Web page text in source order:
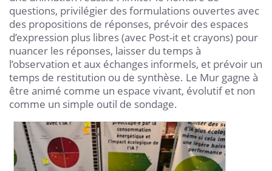
questions, privilégier des formulations ouvertes avec
des propositions de réponses, prévoir des espaces
d’expression plus libres (avec Post-it et crayons) pour
nuancer les réponses, laisser du temps à
l’observation et aux échanges informels, et prévoir un
temps de restitution ou de synthèse. Le Mur gagne à
être animé comme un espace vivant, évolutif et non
comme un simple outil de sondage.